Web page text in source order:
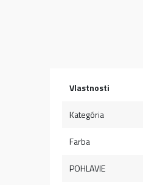
Vlastnosti
Kategória
Farba
POHLAVIE